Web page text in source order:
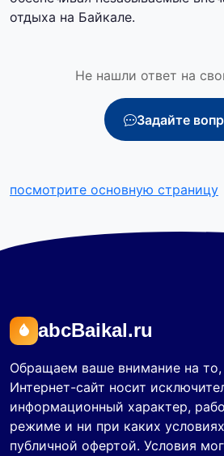
отдыха на Байкале.
Не нашли ответ на
Задайте
посмотрите основную страницу
abcBaikal.ru
Обращаем ваше внимание на то,
Интернет-сайт носит
информационный характер,
режиме и ни при каких
публичной офертой. Условия